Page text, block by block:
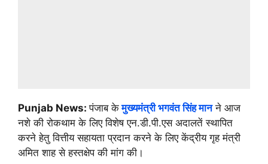
Punjab News:पंजाब केमुख्यमंत्री भगवंत सिंह मानने आज
नशे की रोकथाम के लिए विशेष एन.डी.पी.एस अदालतें स्थापित
करने हेतु वित्तीय सहायता प्रदान करने के लिए केंद्रीय गृह मंत्री
अमित शाह से हस्तक्षेप की मांग की।